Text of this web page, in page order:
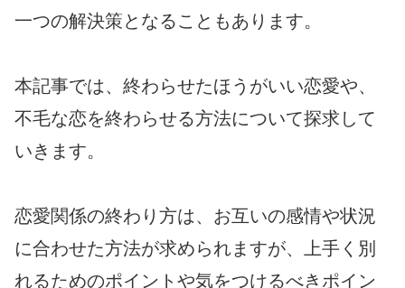
一つの解決策となることもあります。
本記事では、終わらせたほうがいい恋愛や、
不毛な恋を終わらせる方法について探求して
いきます。
恋愛関係の終わり方は、お互いの感情や状況
に合わせた方法が求められますが、上手く別
れるためのポイントや気をつけるべきポイン